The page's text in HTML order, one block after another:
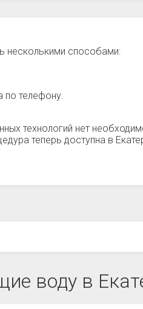
несколькими способами:
по телефону.
технологий нет
теперь доступна в
воду в